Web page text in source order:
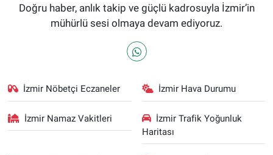
Doğru haber, anlık takip ve güçlü kadrosuyla İzmir’in
mühürlü sesi olmaya devam ediyoruz.
İzmir Nöbetçi Eczaneler İzmir Hava Durumu
İzmir Namaz Vakitleri
İzmir Trafik Yoğunluk
Haritası